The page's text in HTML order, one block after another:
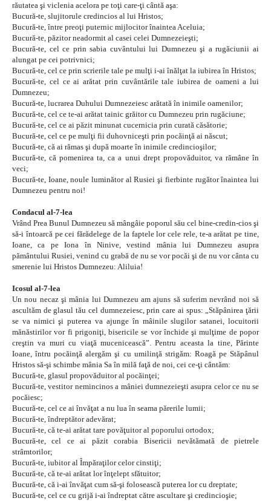
răutatea şi viclenia acelora pe toţi care-ţi cântă aşa:
Bucură-te, slujitorule credincios al lui Hristos;
Bucură-te, între preoţi puternic mijlocitor înaintea Aceluia;
Bucură-te, păzitor neadormit al casei celei Dumnezeieşti;
Bucură-te, cel ce prin sabia cuvântului lui Dumnezeu şi a rugăciunii ai
alungat pe cei potrivnici;
Bucură-te, cel ce prin scrierile tale pe mulţi i-ai înălţat la iubirea în Hristos;
Bucură-te, cel ce ai arătat prin cuvântările tale iubirea de oameni a lui
Dumnezeu;
Bucură-te, lucrarea Duhului Dumnezeiesc arătată în inimile oamenilor;
Bucură-te, cel ce te-ai arătat tainic grăitor cu Dumnezeu prin rugăciune;
Bucură-te, cel ce ai păzit minunat cucernicia prin curată căsătorie;
Bucură-te, cel ce pe mulţi fii duhovniceşti prin pocăinţă ai născut;
Bucură-te, că ai rămas şi după moarte în inimile credincioşilor;
Bucură-te, că pomenirea ta, ca a unui drept propovăduitor, va rămâne în
veci;
Bucură-te, Ioane, noule luminător al Rusiei şi fierbinte rugător înaintea lui
Dumnezeu pentru noi!
Condacul al-7-lea
Vrând Prea Bunul Dumnezeu să mângâie poporul său cel bine-credin-cios şi
să-i întoarcă pe cei fărădelege de la faptele lor cele rele, te-a arătat pe tine,
Ioane, ca pe Iona în Ninive, vestind mânia lui Dumnezeu asupra
pământului Rusiei, venind cu grabă de nu se vor pocăi şi de nu vor cânta cu
smerenie lui Hristos Dumnezeu: Aliluia!
Icosul al-7-lea
Un nou necaz şi mânia lui Dumnezeu am ajuns să suferim nevrând noi să
ascultăm de glasul tău cel dumnezeiesc, prin care ai spus: „Stăpânirea ţării
se va nimici şi puterea va ajunge în mâinile slugilor satanei, locuitorii
mănăstirilor vor fi prigoniţi, bisericile se vor închide şi mulţime de popor
creştin va muri cu viaţă mucenicească”. Pentru aceasta la tine, Părinte
Ioane, întru pocăinţă alergăm şi cu umilinţă strigăm: Roagă pe Stăpânul
Hristos să-şi schimbe mânia Sa în milă faţă de noi, cei ce-ţi cântăm:
Bucură-te, glasul propovăduitor al pocăinţei;
Bucură-te, vestitor nemincinos a mâniei dumnezeieşti asupra celor ce nu se
pocăiesc;
Bucură-te, cel ce ai învăţat a nu lua în seama părerile lumii;
Bucură-te, îndreptător adevărat;
Bucură-te, că te-ai arătat tare povăţuitor al poporului ortodox;
Bucură-te, cel ce ai păzit corabia Bisericii nevătămată de pietrele
strâmtorilor;
Bucură-te, iubitor al Împăraţilor celor cinstiţi;
Bucură-te, că te-ai arătat lor înţelept sfătuitor;
Bucură-te, că i-ai învăţat cum să-şi folosească puterea lor cu dreptate;
Bucură-te, cel ce cu grijă i-ai îndreptat către ascultare şi credincioşie;